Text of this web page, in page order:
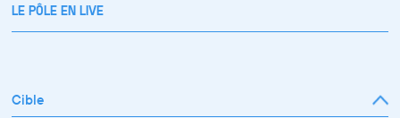
LE PÔLE EN LIVE
Cible